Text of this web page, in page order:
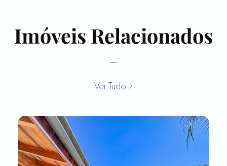
Imóveis Relacionados
Ver Tudo >